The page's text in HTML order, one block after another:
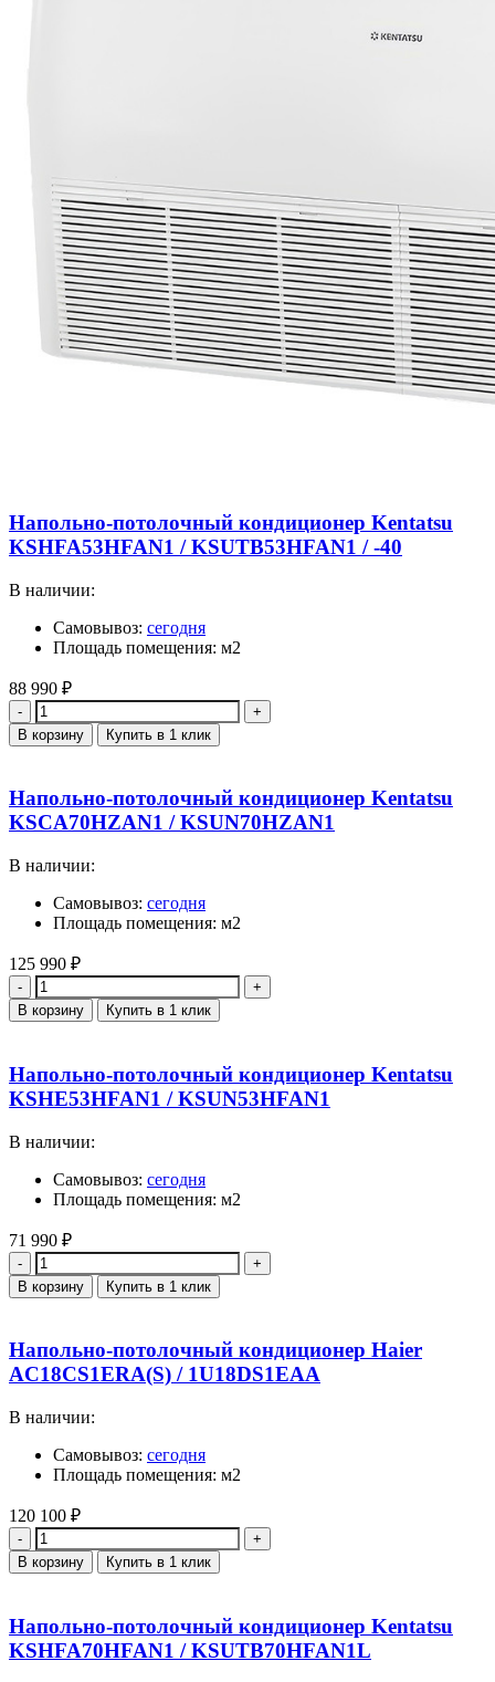
Напольно-потолочный кондиционер Kentatsu
KSHFA53HFAN1 / KSUTB53HFAN1 / -40
В наличии:
Самовывоз: сегодня
Площадь помещения: м2
88 990 ₽
Количество
В корзину Купить в 1 клик
Напольно-потолочный кондиционер Kentatsu
KSCA70HZAN1 / KSUN70HZAN1
В наличии:
Самовывоз: сегодня
Площадь помещения: м2
125 990 ₽
Количество
В корзину Купить в 1 клик
Напольно-потолочный кондиционер Kentatsu
KSHE53HFAN1 / KSUN53HFAN1
В наличии:
Самовывоз: сегодня
Площадь помещения: м2
71 990 ₽
Количество
В корзину Купить в 1 клик
Напольно-потолочный кондиционер Haier
AC18CS1ERA(S) / 1U18DS1EAA
В наличии:
Самовывоз: сегодня
Площадь помещения: м2
120 100 ₽
Количество
В корзину Купить в 1 клик
Напольно-потолочный кондиционер Kentatsu
KSHFA70HFAN1 / KSUTB70HFAN1L